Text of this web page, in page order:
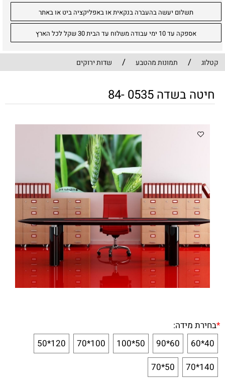
תשלום יעשה בהעברה בנקאית או באפליקציה ביט או באתר
אספקה עד 10 ימי עבודה משלוח עד הבית 30 שקל לכל הארץ
קטלוג / תמונות מהטבע / שדות ירוקים
חיטה בשדה 0535 -84
*בחירת מידה:
40*60
60*90
50*100
100*70
120*50
140*70
50*70